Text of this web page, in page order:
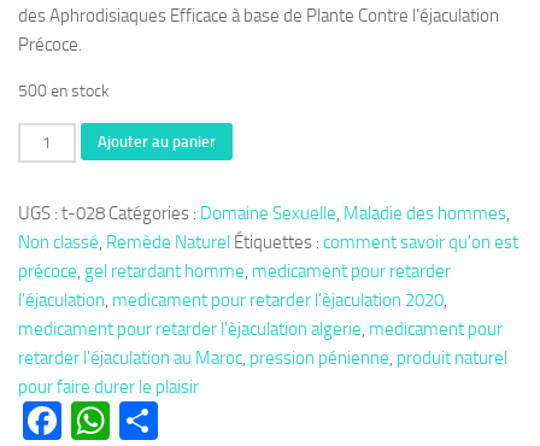
des Aphrodisiaques Efficace à base de Plante Contre l’éjaculation
Précoce.
500 en stock
quantité
de
028:
Comment
Retardé
Naturellement
l'Ejaculation
Bander
Dur
et
Ajouter au panier
UGS : t-028 Catégories : Domaine Sexuelle, Maladie des hommes,
Non classé, Remède Naturel Étiquettes : comment savoir qu'on est
précoce, gel retardant homme, medicament pour retarder
l'éjaculation, medicament pour retarder l'èjaculation 2020,
medicament pour retarder l'èjaculation algerie, medicament pour
retarder l'éjaculation au Maroc, pression pénienne, produit naturel
pour faire durer le plaisir
Facebook
WhatsApp